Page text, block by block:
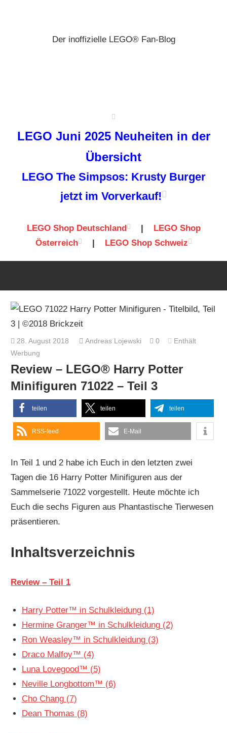
Der inoffizielle LEGO® Fan-Blog
LEGO Juni 2025 Neuheiten in der
Übersicht
LEGO The Simpsos: Krusty Burger
jetzt im Vorverkauf!
LEGO Shop Deutschland | LEGO Shop
Österreich
| LEGO Shop Schweiz
28. August 2018 Andreas Lojewski 0
Enthält
Werbung
Review – LEGO® Harry Potter
Minifiguren 71022 – Teil 3
teilen teilen teilen
RSS-feed E-Mail
In Teil 1 und 2 habe ich Euch in den letzten zwei
Tagen die 16 Harry Potter Minifiguren aus der
Sammelserie 71022 vorgestellt. Heute möchte ich
Euch die sechs Figuren aus Phantastische Tierwesen
präsentieren.
Inhaltsverzeichnis
Review – Teil 1
Harry Potter™ in Schulkleidung (1)
Hermine Granger™ in Schulkleidung (2)
Ron Weasley™ in Schulkleidung (3)
Draco Malfoy™ (4)
Luna Lovegood™ (5)
Neville Longbottom™ (6)
Cho Chang (7)
Dean Thomas (8)